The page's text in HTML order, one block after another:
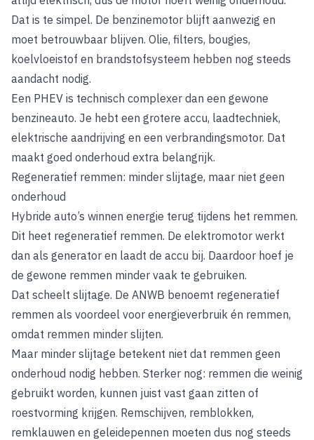
Dat is te simpel. De benzinemotor blijft aanwezig en
moet betrouwbaar blijven. Olie, filters, bougies,
koelvloeistof en brandstofsysteem hebben nog steeds
aandacht nodig.
Een PHEV is technisch complexer dan een gewone
benzineauto. Je hebt een grotere accu, laadtechniek,
elektrische aandrijving en een verbrandingsmotor. Dat
maakt goed onderhoud extra belangrijk.
Regeneratief remmen: minder slijtage, maar niet geen
onderhoud
Hybride auto’s winnen energie terug tijdens het remmen.
Dit heet regeneratief remmen. De elektromotor werkt
dan als generator en laadt de accu bij. Daardoor hoef je
de gewone remmen minder vaak te gebruiken.
Dat scheelt slijtage. De ANWB benoemt regeneratief
remmen als voordeel voor energieverbruik én remmen,
omdat remmen minder slijten.
Maar minder slijtage betekent niet dat remmen geen
onderhoud nodig hebben. Sterker nog: remmen die weinig
gebruikt worden, kunnen juist vast gaan zitten of
roestvorming krijgen. Remschijven, remblokken,
remklauwen en geleidepennen moeten dus nog steeds